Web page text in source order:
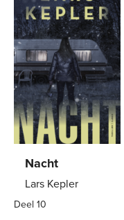
Nacht
Lars Kepler
Deel 10